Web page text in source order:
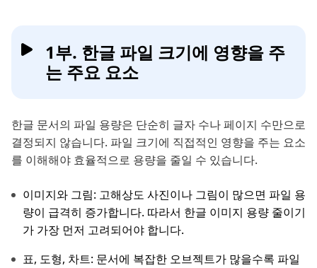
1부. 한글 파일 크기에 영향을 주
는 주요 요소
한글 문서의 파일 용량은 단순히 글자 수나 페이지 수만으로
결정되지 않습니다. 파일 크기에 직접적인 영향을 주는 요소
를 이해해야 효율적으로 용량을 줄일 수 있습니다.
이미지와 그림: 고해상도 사진이나 그림이 많으면 파일 용
량이 급격히 증가합니다. 따라서 한글 이미지 용량 줄이기
가 가장 먼저 고려되어야 합니다.
표, 도형, 차트: 문서에 복잡한 오브젝트가 많을수록 파일